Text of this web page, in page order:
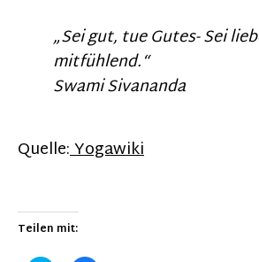
„Sei gut, tue Gutes- Sei
mitfühlend.“
Swami Sivananda
Quelle:Yogawiki
Teilen mit: